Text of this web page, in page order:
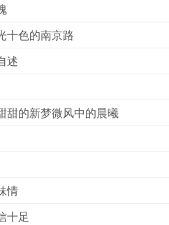
十色的南京路
述
甜的新梦微风中的晨曦
情
十足